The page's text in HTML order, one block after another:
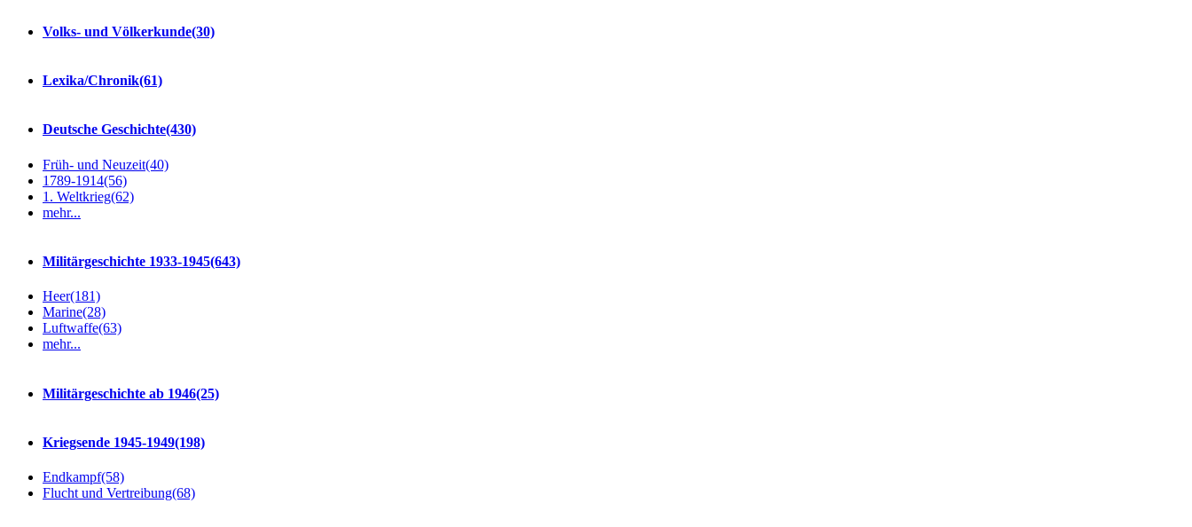
Volks- und Völkerkunde(30)
Lexika/Chronik(61)
Deutsche Geschichte(430)
Früh- und Neuzeit(40)
1789-1914(56)
1. Weltkrieg(62)
mehr...
Militärgeschichte 1933-1945(643)
Heer(181)
Marine(28)
Luftwaffe(63)
mehr...
Militärgeschichte ab 1946(25)
Kriegsende 1945-1949(198)
Endkampf(58)
Flucht und Vertreibung(68)